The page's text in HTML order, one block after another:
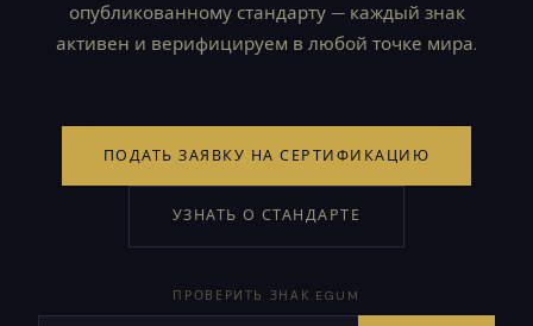
опубликованному стандарту — каждый знак
активен и верифицируем в любой точке мира.
ПОДАТЬ ЗАЯВКУ НА СЕРТИФИКАЦИЮ
УЗНАТЬ О СТАНДАРТЕ
ПРОВЕРИТЬ ЗНАК EGUM